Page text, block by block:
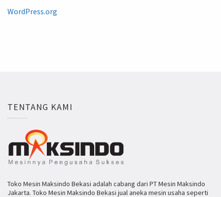
WordPress.org
TENTANG KAMI
Toko Mesin Maksindo Bekasi adalah cabang dari PT Mesin Maksindo
Jakarta. Toko Mesin Maksindo Bekasi jual aneka mesin usaha seperti